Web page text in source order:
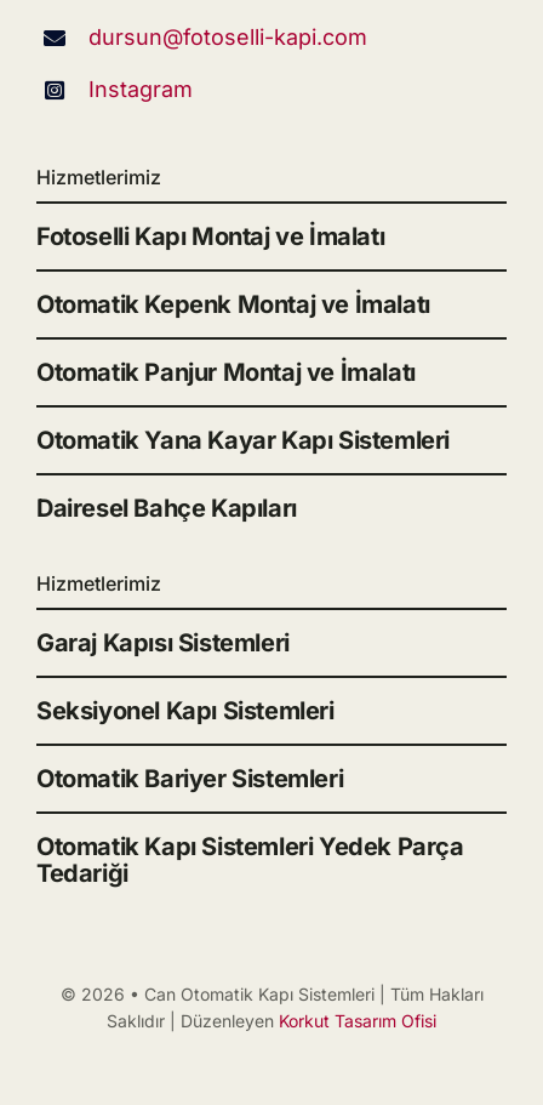
dursun@fotoselli-kapi.com
Instagram
Hizmetlerimiz
Fotoselli Kapı Montaj ve İmalatı
Otomatik Kepenk Montaj ve İmalatı
Otomatik Panjur Montaj ve İmalatı
Otomatik Yana Kayar Kapı Sistemleri
Dairesel Bahçe Kapıları
Hizmetlerimiz
Garaj Kapısı Sistemleri
Seksiyonel Kapı Sistemleri
Otomatik Bariyer Sistemleri
Otomatik Kapı Sistemleri Yedek Parça
Tedariği
© 2026 • Can Otomatik Kapı Sistemleri | Tüm Hakları
Saklıdır | Düzenleyen Korkut Tasarım Ofisi